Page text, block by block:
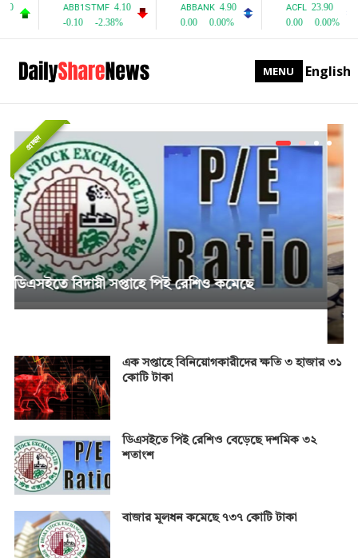
MENU English
এক সপ্তাহে বিনিয়োগকারীদের ক্ষতি ৩ হাজার ৩১
কোটি টাকা
ডিএসইতে পিই রেশিও বেড়েছে দশমিক ৩২
শতাংশ
বাজার মূলধন কমেছে ৭৩৭ কোটি টাকা
প্রচ্ছদ